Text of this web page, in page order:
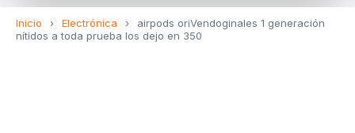
Inicio › Electrónica ›
airpods oriVendoginales 1 generación
nítidos a toda prueba los dejo en 350